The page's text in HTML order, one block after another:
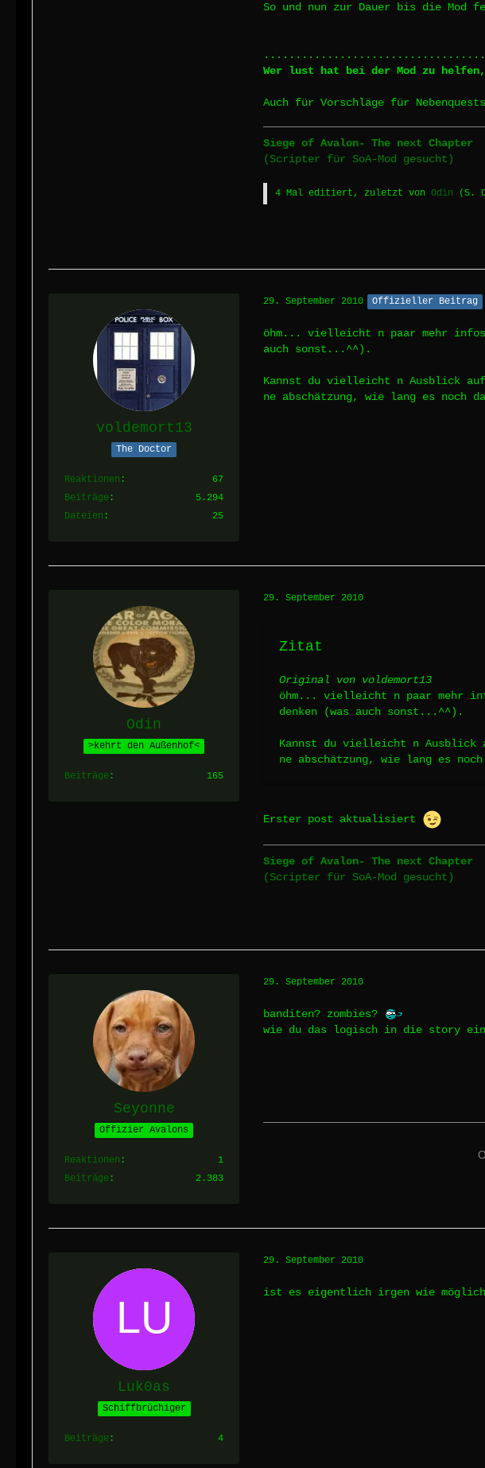
So und nun zur Dauer bis die
Wer lust hat bei der Mod zu
Auch für Vorschläge für
Siege of Avalon- The next Chapter
(Scripter für SoA-Mod gesucht)
4 Mal editiert, zuletzt von Odin ( 5.
voldemort13
The Doctor
Reaktionen
67
Beiträge
5.294
Dateien
25
29. September 2010 Offizieller Beitrag
öhm... vielleicht n paar mehr infos?
auch sonst...^^).
Kannst du vielleicht n Ausblick
ne abschätzung, wie lang es noch
Odin
>kehrt den Außenhof<
Beiträge 165
29. September 2010
Zitat
Original von voldemort13
öhm... vielleicht n paar mehr
denken (was auch sonst...^^).
Kannst du vielleicht n Ausblick
ne abschätzung, wie lang es
Erster post aktualisiert
Siege of Avalon- The next Chapter
(Scripter für SoA-Mod gesucht)
Seyonne
Offizier Avalons
Reaktionen
1
Beiträge
2.383
29. September 2010
banditen? zombies?
wie du das logisch in die story
Luk0as
Schiffbrüchiger
Beiträge 4
29. September 2010
ist es eigentlich irgen wie möglich